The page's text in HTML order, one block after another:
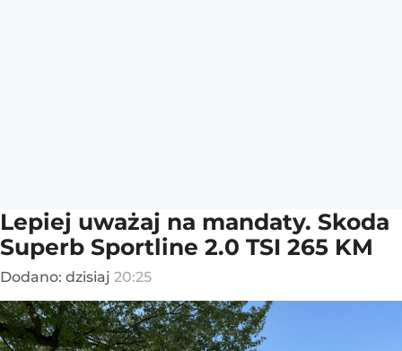
Lepiej uważaj na mandaty. Skoda
Superb Sportline 2.0 TSI 265 KM
Dodano: dzisiaj 20:25